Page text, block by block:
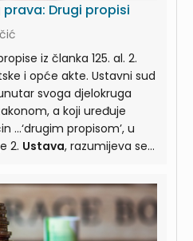
Drugi propisi
iz članka 125. al. 2.
i opće akte. Ustavni sud
a koji uređuje
u
2. Ustava, razumijeva se
2.Ustavajesu njegova
(U-II-5157/2005 ...pod
125. al. 2.Ustava